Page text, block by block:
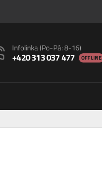
Infolinka(Po-Pá: 8-16)
+420 313 037 477 OFFLINE